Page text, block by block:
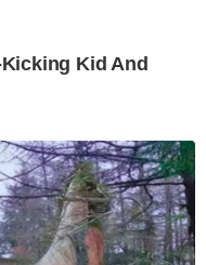
Kicking Kid And